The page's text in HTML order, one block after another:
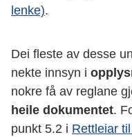
lenke).
Dei fleste av desse
nekte innsyn i
nokre få av reglane
heile dokumentet.
punkt 5.2 i Rettleiar